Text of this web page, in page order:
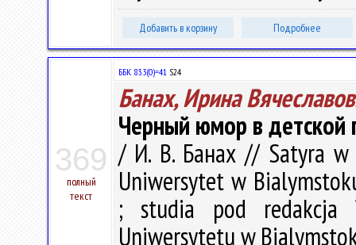
Добавить в корзину Подробнее
369
полный
текст
ББК 83.3(0)=41 S24
Банах, Ирина
Черный юмор в детской
/ И. В. Банах // Satyra w
Uniwersytet w
; studia pod redakcja
Uniwersytetu w